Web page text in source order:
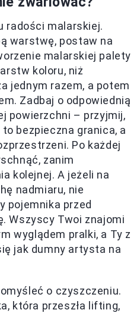
radości malarskiej.
warstwę, postaw na
malarskiej palety
koloru, niż
jednym razem, a potem
Zadbaj o odpowiednią
powierzchni – przyjmij,
to bezpieczna granica, a
Po każdej
zanim
kolejnej. A jeżeli na
nadmiaru, nie
pojemnika przed
Wszyscy Twoi znajomi
wyglądem pralki, a Ty z
jak dumny artysta na
o czyszczeniu.
która przeszła lifting,